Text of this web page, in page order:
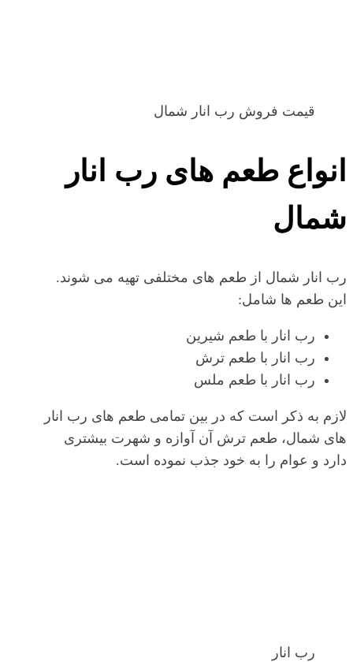
قیمت فروش رب انار شمال
انواع طعم های رب انار
شمال
رب انار شمال از طعم های مختلفی تهیه می شوند.
این طعم ها شامل:
رب انار با طعم شیرین
رب انار با طعم ترش
رب انار با طعم ملس
لازم به ذکر است که در بین تمامی طعم های رب انار
های شمال، طعم ترش آن آوازه و شهرت بیشتری
دارد و عوام را به خود جذب نموده است.
رب انار